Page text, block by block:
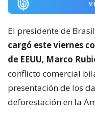
El presidente de
cargó este viernes
de EEUU, Marco
conflicto comercial
presentación de los
deforestación en la